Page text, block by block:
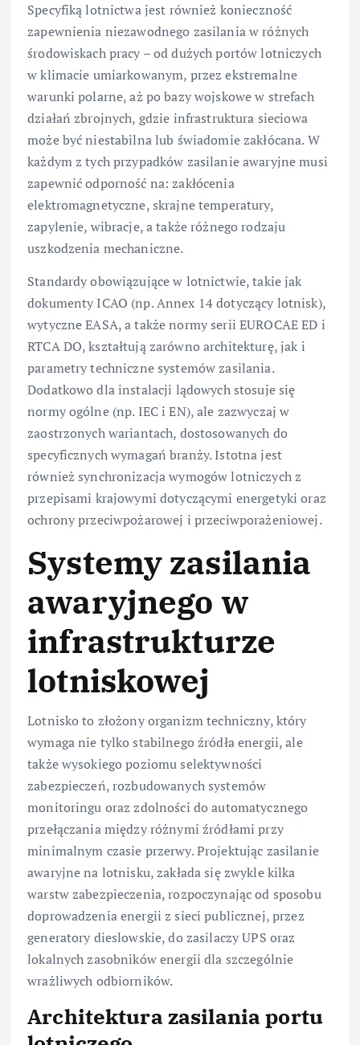
Specyfiką lotnictwa jest również konieczność
zapewnienia niezawodnego zasilania w różnych
środowiskach pracy – od dużych portów lotniczych
w klimacie umiarkowanym, przez ekstremalne
warunki polarne, aż po bazy wojskowe w strefach
działań zbrojnych, gdzie infrastruktura sieciowa
może być niestabilna lub świadomie zakłócana. W
każdym z tych przypadków zasilanie awaryjne musi
zapewnić odporność na: zakłócenia
elektromagnetyczne, skrajne temperatury,
zapylenie, wibracje, a także różnego rodzaju
uszkodzenia mechaniczne.
Standardy obowiązujące w lotnictwie, takie jak
dokumenty ICAO (np. Annex 14 dotyczący lotnisk),
wytyczne EASA, a także normy serii EUROCAE ED i
RTCA DO, kształtują zarówno architekturę, jak i
parametry techniczne systemów zasilania.
Dodatkowo dla instalacji lądowych stosuje się
normy ogólne (np. IEC i EN), ale zazwyczaj w
zaostrzonych wariantach, dostosowanych do
specyficznych wymagań branży. Istotna jest
również synchronizacja wymogów lotniczych z
przepisami krajowymi dotyczącymi energetyki oraz
ochrony przeciwpożarowej i przeciwporażeniowej.
Systemy zasilania
awaryjnego w
infrastrukturze
lotniskowej
Lotnisko to złożony organizm techniczny, który
wymaga nie tylko stabilnego źródła energii, ale
także wysokiego poziomu selektywności
zabezpieczeń, rozbudowanych systemów
monitoringu oraz zdolności do automatycznego
przełączania między różnymi źródłami przy
minimalnym czasie przerwy. Projektując zasilanie
awaryjne na lotnisku, zakłada się zwykle kilka
warstw zabezpieczenia, rozpoczynając od sposobu
doprowadzenia energii z sieci publicznej, przez
generatory dieslowskie, do zasilaczy UPS oraz
lokalnych zasobników energii dla szczególnie
wrażliwych odbiorników.
Architektura zasilania portu